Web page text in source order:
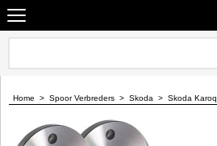
Home > Spoor Verbreders > Skoda > Skoda Karoq